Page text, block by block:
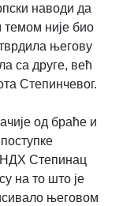
наводи да
темом није био
његову
са друге, већ
Степинчевог.
од браће и
НДХ Степинац
на то што је
његовом